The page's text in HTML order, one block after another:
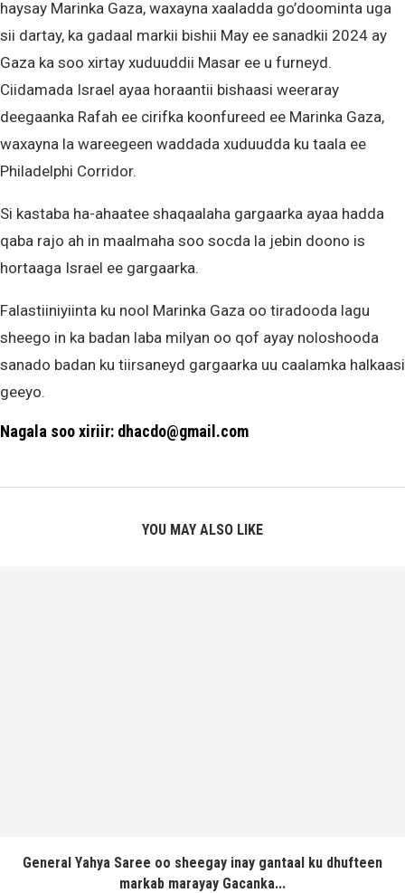
haysay Marinka Gaza, waxayna xaaladda go’doominta uga
sii dartay, ka gadaal markii bishii May ee sanadkii 2024 ay
Gaza ka soo xirtay xuduuddii Masar ee u furneyd.
Ciidamada Israel ayaa horaantii bishaasi weeraray
deegaanka Rafah ee cirifka koonfureed ee Marinka Gaza,
waxayna la wareegeen waddada xuduudda ku taala ee
Philadelphi Corridor.
Si kastaba ha-ahaatee shaqaalaha gargaarka ayaa hadda
qaba rajo ah in maalmaha soo socda la jebin doono is
hortaaga Israel ee gargaarka.
Falastiiniyiinta ku nool Marinka Gaza oo tiradooda lagu
sheego in ka badan laba milyan oo qof ayay noloshooda
sanado badan ku tiirsaneyd gargaarka uu caalamka halkaasi
geeyo.
Nagala soo xiriir: dhacdo@gmail.com
YOU MAY ALSO LIKE
General Yahya Saree oo sheegay inay gantaal ku dhufteen
markab marayay Gacanka...